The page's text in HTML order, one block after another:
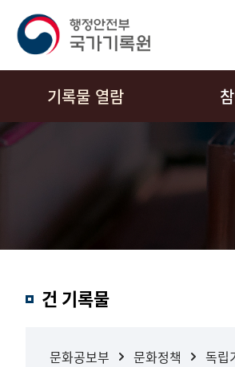
기록물 열람
검색건 기록물
문화공보부 문화정책 독립